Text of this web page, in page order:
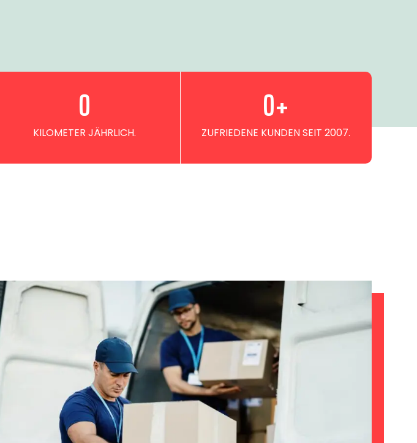
KILOMETER JÄHRLICH.
0
ZUFRIEDENE KUNDEN SEIT 2007.
0+